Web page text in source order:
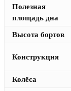
Полезная
площадь дна
Высота бортов
Конструкция
Колёса